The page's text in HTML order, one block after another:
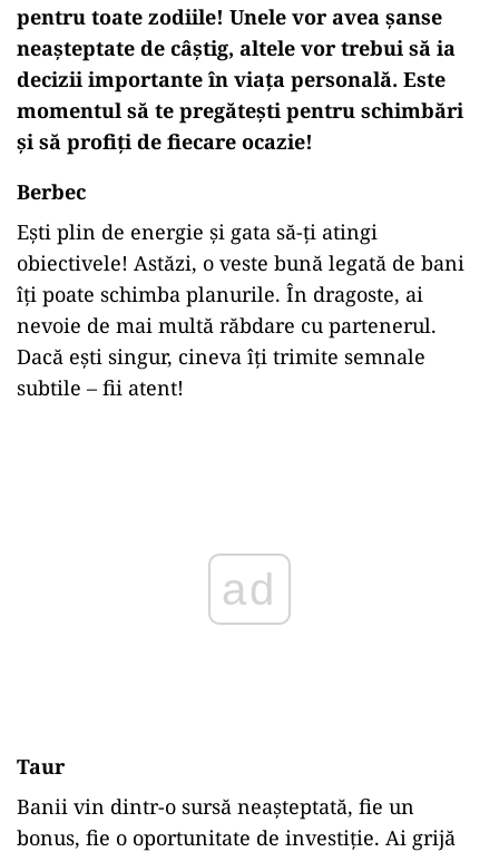
pentru toate zodiile! Unele vor avea șanse
neașteptate de câștig, altele vor trebui să ia
decizii importante în viața personală. Este
momentul să te pregătești pentru schimbări
și să profiți de fiecare ocazie!
Berbec
Ești plin de energie și gata să-ți atingi
obiectivele! Astăzi, o veste bună legată de bani
îți poate schimba planurile. În dragoste, ai
nevoie de mai multă răbdare cu partenerul.
Dacă ești singur, cineva îți trimite semnale
subtile – fii atent!
Taur
Banii vin dintr-o sursă neașteptată, fie un
bonus, fie o oportunitate de investiție. Ai grijă